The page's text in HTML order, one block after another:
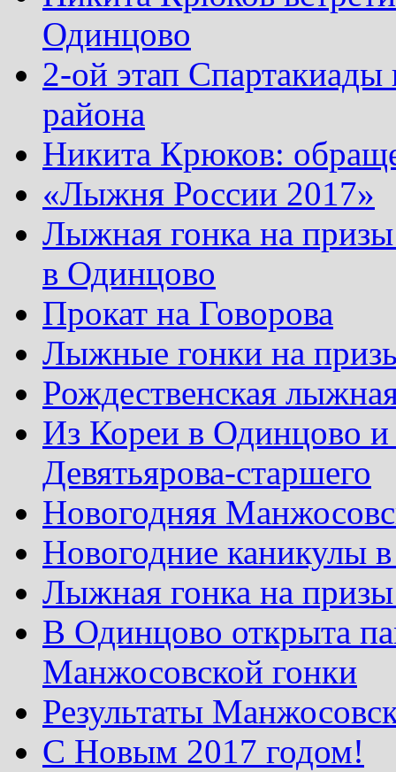
Одинцово
2-ой этап
района
Никита Крюков:
«Лыжня России 2017»
Лыжная гонка на
в Одинцово
Прокат на Говорова
Лыжные гонки на
Рождественская
Из Кореи в Одинцово
Девятьярова-старшего
Новогодняя
Новогодние каникулы
Лыжная гонка на
В Одинцово открыта
Манжосовской гонки
Результаты
С Новым 2017 годом!